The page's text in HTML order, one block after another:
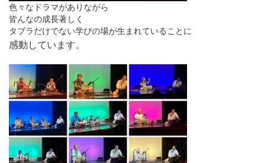
色々なドラマがありながら
皆んなの成長著しく
タブラだけでない学びの場が生まれていることに
感動しています。